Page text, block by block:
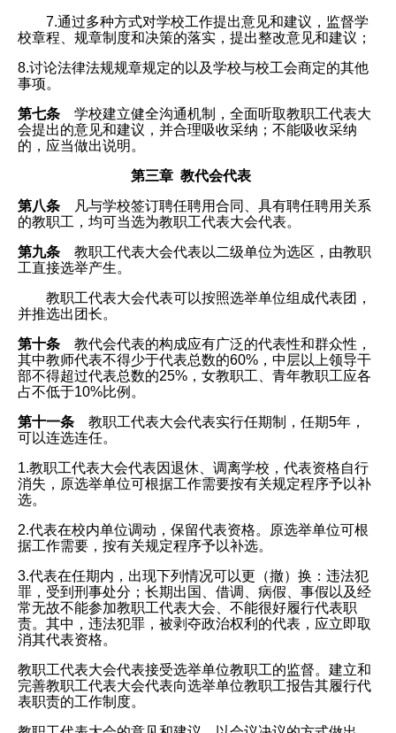
7.通过多种方式对学校工作提出意见和建议，监督学
校章程、规章制度和决策的落实，提出整改意见和建议；
8.讨论法律法规规章规定的以及学校与校工会商定的其他
事项。
第七条 学校建立健全沟通机制，全面听取教职工代表大
会提出的意见和建议，并合理吸收采纳；不能吸收采纳
的，应当做出说明。
第三章 教代会代表
第八条 凡与学校签订聘任聘用合同、具有聘任聘用关系
的教职工，均可当选为教职工代表大会代表。
第九条 教职工代表大会代表以二级单位为选区，由教职
工直接选举产生。
教职工代表大会代表可以按照选举单位组成代表团，
并推选出团长。
第十条 教代会代表的构成应有广泛的代表性和群众性，
其中教师代表不得少于代表总数的60%，中层以上领导干
部不得超过代表总数的25%，女教职工、青年教职工应各
占不低于10%比例。
第十一条 教职工代表大会代表实行任期制，任期5年，
可以连选连任。
1.教职工代表大会代表因退休、调离学校，代表资格自行
消失，原选举单位可根据工作需要按有关规定程序予以补
选。
2.代表在校内单位调动，保留代表资格。原选举单位可根
据工作需要，按有关规定程序予以补选。
3.代表在任期内，出现下列情况可以更（撤）换：违法犯
罪，受到刑事处分；长期出国、借调、病假、事假以及经
常无故不能参加教职工代表大会、不能很好履行代表职
责。其中，违法犯罪，被剥夺政治权利的代表，应立即取
消其代表资格。
教职工代表大会代表接受选举单位教职工的监督。建立和
完善教职工代表大会代表向选举单位教职工报告其履行代
表职责的工作制度。